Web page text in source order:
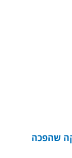
שהפכה